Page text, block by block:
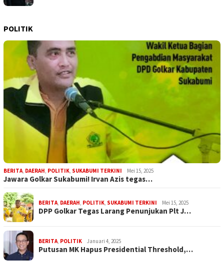
POLITIK
BERITA, DAERAH, POLITIK, SUKABUMI TERKINI Mei 15, 2025
Jawara Golkar Sukabumi! Irvan Azis tegas…
BERITA, DAERAH, POLITIK, SUKABUMI TERKINI Mei 15, 2025
DPP Golkar Tegas Larang Penunjukan Plt J…
BERITA, POLITIK Januari 4, 2025
Putusan MK Hapus Presidential Threshold,…